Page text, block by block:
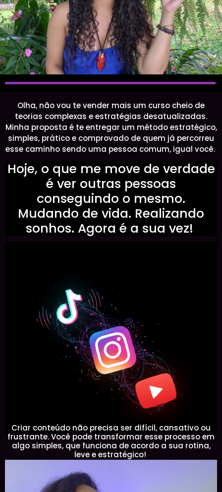
Olha, não vou te vender mais um curso cheio de
teorias complexas e estratégias desatualizadas.
Minha proposta é te entregar um método estratégico,
simples, prático e comprovado de quem já percorreu
esse caminho sendo uma pessoa comum, igual você.
Hoje, o que me move de verdade
é ver outras pessoas
conseguindo o mesmo.
Mudando de vida. Realizando
sonhos. Agora é a sua vez!
Criar conteúdo não precisa ser difícil, cansativo ou
frustrante. Você pode transformar esse processo em
algo simples, que funciona de acordo a sua rotina,
leve e estratégico!